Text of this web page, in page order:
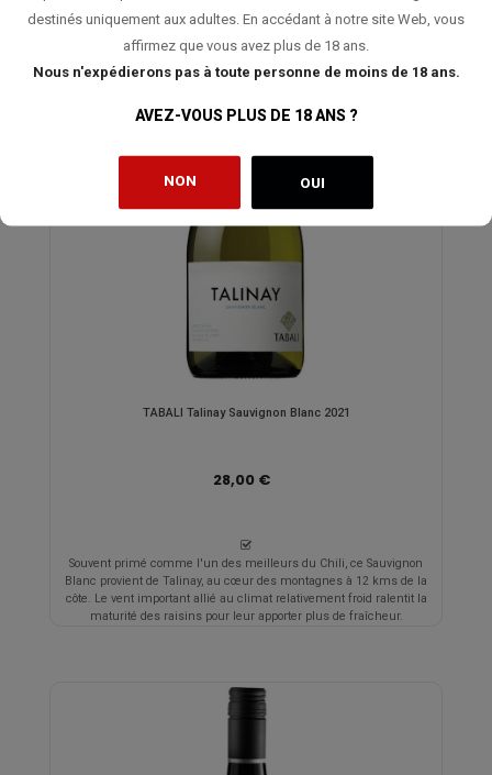
destinés uniquement aux adultes. En accédant à notre site Web, vous
affirmez que vous avez plus de 18 ans.
Nous n'expédierons pas à toute personne de moins de 18 ans.
AVEZ-VOUS PLUS DE 18 ANS ?
NON OUI
TABALI Talinay Sauvignon Blanc 2021
28,00 €
Souvent primé comme l'un des meilleurs du Chili, ce Sauvignon
Blanc provient de Talinay, au cœur des montagnes à 12 kms de la
côte. Le vent important allié au climat relativement froid ralentit la
maturité des raisins pour leur apporter plus de fraîcheur.